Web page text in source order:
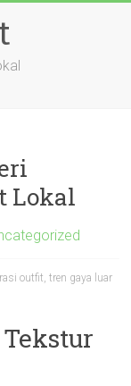
Lokal
outfit, tren gaya luar